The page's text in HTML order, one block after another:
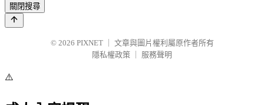
關閉搜尋
© 2026 PIXNET
文章與圖片權利屬原作者所有
隱私權政策
服務聲明
⚠️